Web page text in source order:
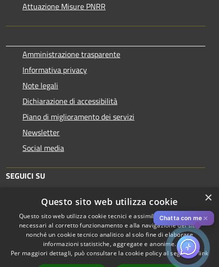
Attuazione Misure PNRR
Amministrazione trasparente
Informativa privacy
Note legali
Dichiarazione di accessibilità
Piano di miglioramento dei servizi
Newsletter
Social media
SEGUICI SU
RSS
Accessibilità
Copyright © 2026 • Comune di
Piacenza • Powered by
Chatta con me ✕
×
Questo sito web utilizza cookie
Questo sito web utilizza cookie tecnici e assimilati strettamente
necessari al corretto funzionamento e alla navigazione del sito,
nonché un cookie tecnico analitico al solo fine di elaborare
informazioni statistiche, aggregate e anonime.
Per maggiori dettagli, può consultare la cookie policy al seguentelink